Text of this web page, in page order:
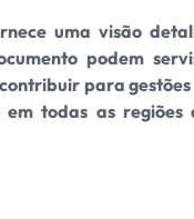
uma visão
podem
para
em todas as